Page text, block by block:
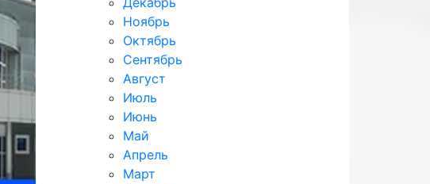
Ноябрь
Октябрь
Сентябрь
Август
Июль
Июнь
Май
Апрель
Март